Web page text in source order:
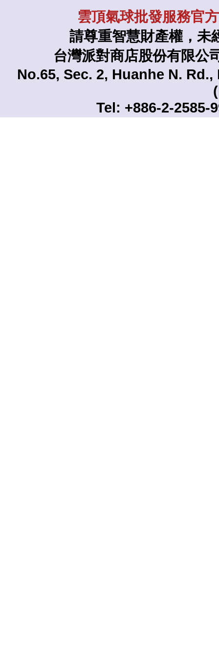
雲頂氣球批發服務官
請尊重智慧財產權，未
台灣派對商店股份有限公
No.65, Sec. 2, Huanhe N.
Tel: +886-2-2585-